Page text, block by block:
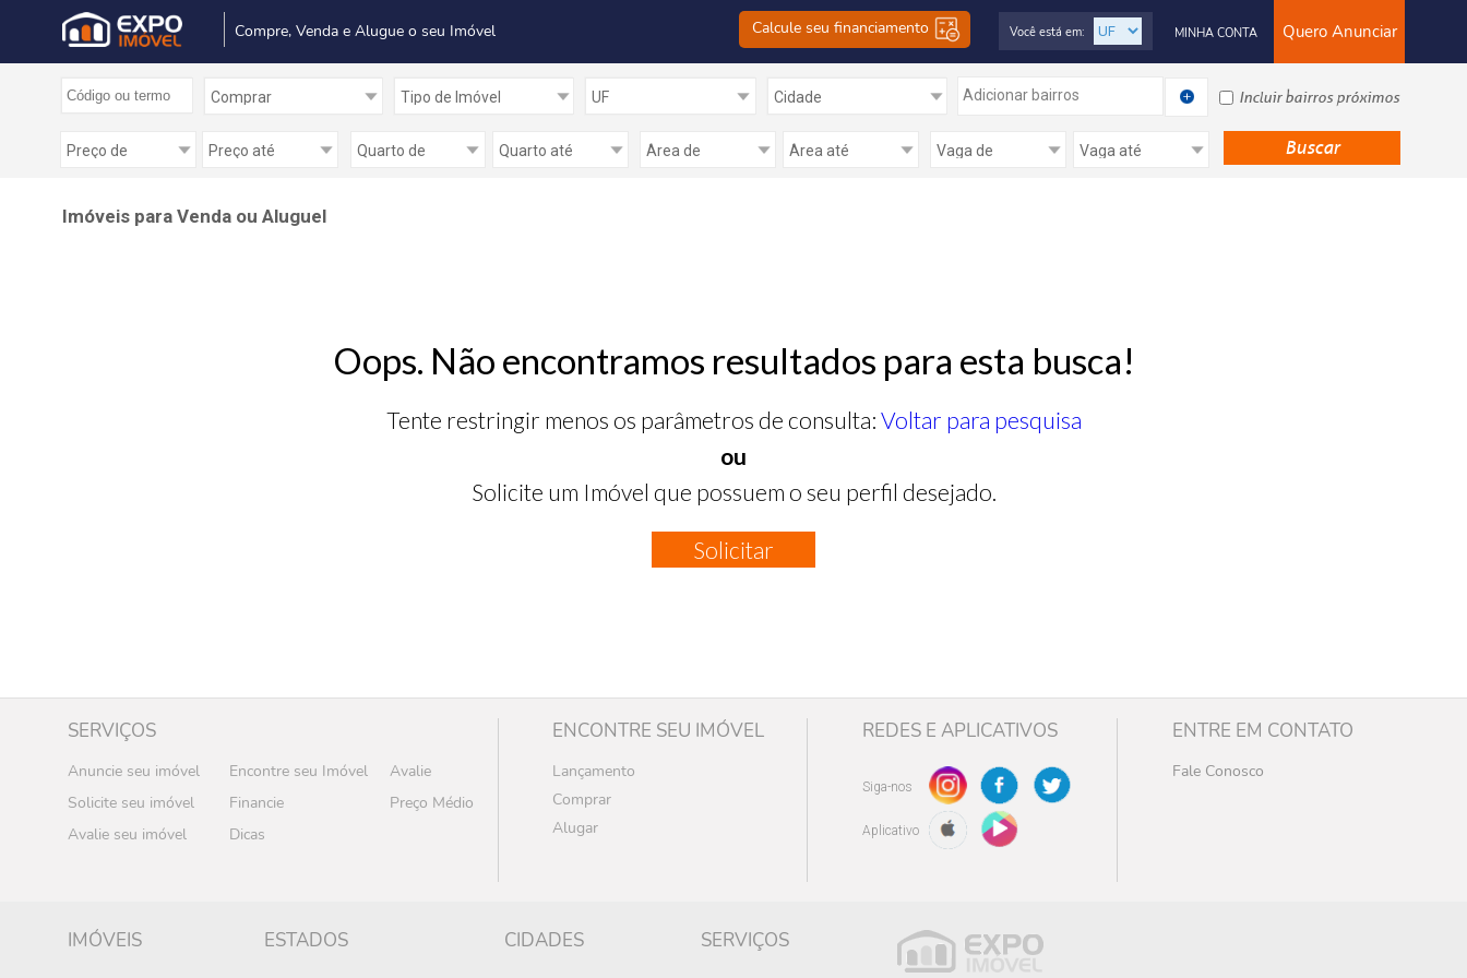
Compre, Venda e Alugue o seu Imóvel Calcule seu financiamento Quero Anunciar
MINHA CONTA
Você está em:
Adicionar bairros Incluir bairros próximos
Imóveis para Venda ou Aluguel
Oops. Não encontramos resultados para esta busca!
Tente restringir menos os parâmetros de consulta: Voltar para pesquisa
ou
Solicite um Imóvel que possuem o seu perfil desejado.
Solicitar
SERVIÇOS
Anuncie seu imóvel Encontre seu Imóvel
Avalie
Solicite seu imóvel
Financie
Preço Médio
Avalie seu imóvel
Dicas
ENCONTRE SEU IMÓVEL
Lançamento
Comprar
Alugar
REDES E APLICATIVOS
Siga-nos
Aplicativo
ENTRE EM CONTATO
Fale Conosco
IMÓVEIS ESTADOS CIDADES SERVIÇOS